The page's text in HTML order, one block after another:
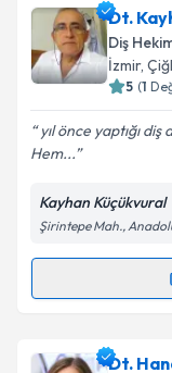
takvim
E-posta
Dt.
Diş
İzmir,
5 (1
yıl önce yaptığı
Hem...
Kayhan Küçükvural
Şirintepe Mah.,
Randevu
Dt. Kayhan
Dt.